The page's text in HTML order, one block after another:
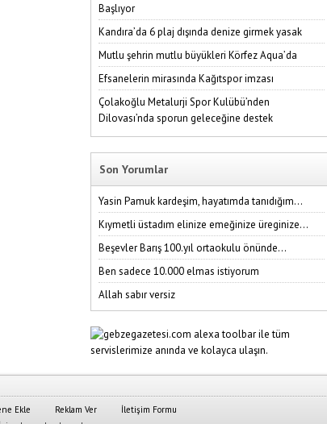
Başlıyor
Kandıra’da 6 plaj dışında denize girmek yasak
Mutlu şehrin mutlu büyükleri Körfez Aqua’da
Efsanelerin mirasında Kağıtspor imzası
Çolakoğlu Metalurji Spor Kulübü’nden
Dilovası’nda sporun geleceğine destek
Son Yorumlar
Yasin Pamuk kardeşim, hayatımda tanıdığım...
Kıymetli üstadım elinize emeğinize üreginize...
Beşevler Barış 100.yıl ortaokulu önünde...
Ben sadece 10.000 elmas istiyorum
Allah sabır versiz
Ekle Reklam Ver
İletişim Formu